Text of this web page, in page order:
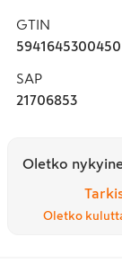
GTIN
5941645300450
SAP
21706853
Oletko
Oletko